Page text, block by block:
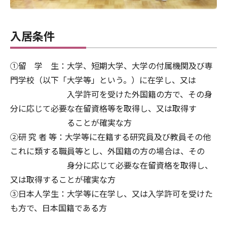
入居条件
①留 学 生：大学、短期大学、大学の付属機関及び専
門学校（以下「大学等」という。）に在学し、又は
入学許可を受けた外国籍の方で、その身
分に応じて必要な在留資格等を取得し、又は取得す
ることが確実な方
②研 究 者 等：大学等に在籍する研究員及び教員その他
これに類する職員等とし、外国籍の方の場合は、その
身分に応じて必要な在留資格を取得し、
又は取得することが確実な方
③日本人学生：大学等に在学し、又は入学許可を受けた
も方で、日本国籍である方